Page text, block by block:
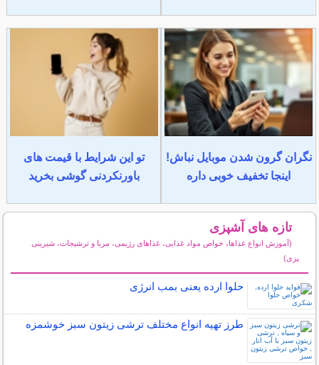
نگران گرون شدن موبایل نباش!
اینجا تخفیف خوبی داره
تو این شرایط با قیمت های
باورنکردنی گوشی بخرید
تازه های آشپزی
(آموزش انواع غذاها، خواص مواد غذایی، غذاهای رژیمی، مربا و ترشیجات، شیرینی
پزی)
حلوا ارده یعنی بمب انرژی
طرز تهیه انواع مختلف ترشی زیتون سبز خوشمزه